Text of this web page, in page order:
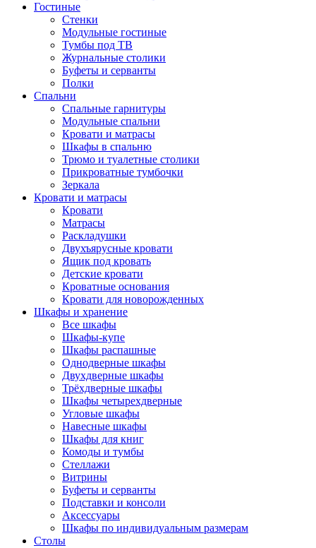
Гостиные
Стенки
Модульные гостиные
Тумбы под ТВ
Журнальные столики
Буфеты и серванты
Полки
Спальни
Спальные гарнитуры
Модульные спальни
Кровати и матрасы
Шкафы в спальню
Трюмо и туалетные столики
Прикроватные тумбочки
Зеркала
Кровати и матрасы
Кровати
Матрасы
Раскладушки
Двухъярусные кровати
Ящик под кровать
Детские кровати
Кроватные основания
Кровати для новорожденных
Шкафы и хранение
Все шкафы
Шкафы-купе
Шкафы распашные
Однодверные шкафы
Двухдверные шкафы
Трёхдверные шкафы
Шкафы четырехдверные
Угловые шкафы
Навесные шкафы
Шкафы для книг
Комоды и тумбы
Стеллажи
Витрины
Буфеты и серванты
Подставки и консоли
Аксессуары
Шкафы по индивидуальным размерам
Столы